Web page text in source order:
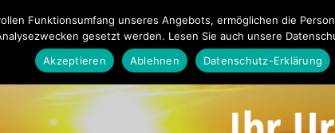
Funktionsumfang unseres Angebots, ermöglichen die
gesetzt werden. Lesen Sie auch unsere
Akzeptieren
Ablehnen Datenschutz-Erklärung